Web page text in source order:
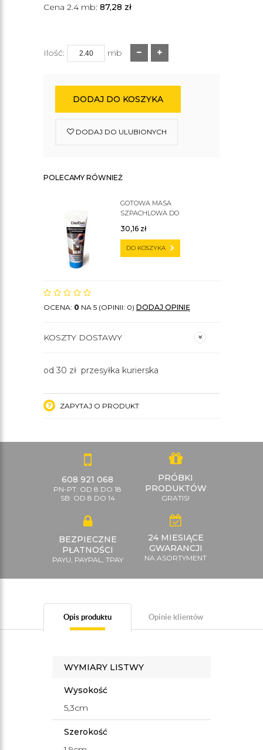
Cena 2.4 mb: 87,28 zł
Ilość: mb
DODAJ DO KOSZYKA
DODAJ DO ULUBIONYCH
POLECAMY RÓWNIEŻ
GOTOWA MASA
SZPACHLOWA DO
30,16 zł
DO KOSZYKA
OCENA: 0 NA 5 (OPINII: 0) DODAJ OPINIĘ
KOSZTY DOSTAWY
od 30 zł przesyłka kurierska
ZAPYTAJ O PRODUKT
608 921 068
PN-PT: OD 8 DO 18
SB: OD 8 DO 14
PRÓBKI
PRODUKTÓW
GRATIS!
BEZPIECZNE
PŁATNOŚCI
PAYU, PAYPAL, TPAY
24 MIESIĄCE
GWARANCJI
NA ASORTYMENT
Opis produktu Opinie klientów
WYMIARY LISTWY
Wysokość
5,3cm
Szerokość